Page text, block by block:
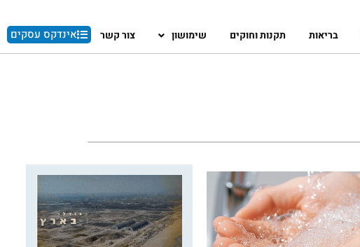
בריאות תקנות וחוקים שימושון צור קשר אינדקס עסקים